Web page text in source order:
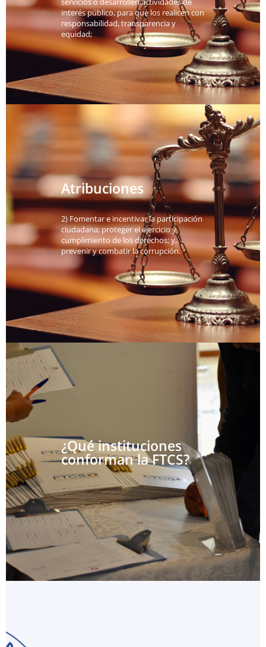
interés público, para que los realicen con
responsabilidad, transparencia y
equidad;
Atribuciones
2) Fomentar e incentivar la participación
ciudadana; proteger el ejercicio y
cumplimiento de los derechos; y,
prevenir y combatir la corrupción.
¿Qué instituciones
conforman la FTCS?